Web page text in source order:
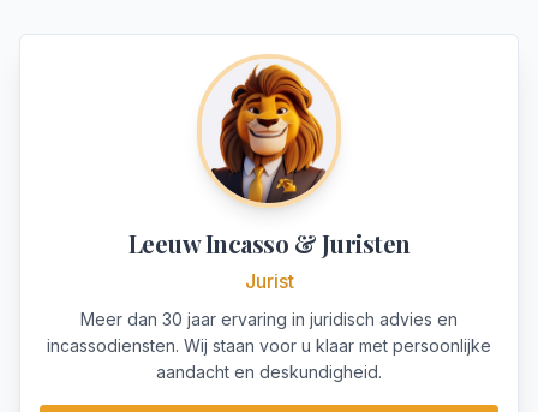
Leeuw Incasso & Juristen
Jurist
Meer dan 30 jaar ervaring in juridisch advies en
incassodiensten. Wij staan voor u klaar met persoonlijke
aandacht en deskundigheid.